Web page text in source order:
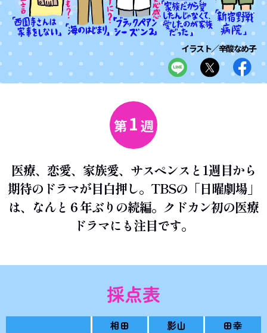
イラスト／辛酸なめ子
第1週
医療、恋愛、家族愛、サスペンスと1週目から
期待のドラマが目白押し。TBSの「日曜劇場」
は、なんと６年ぶりの続編。クドカン初の医療
ドラマにも注目です。
採点表
相田 影山
田幸